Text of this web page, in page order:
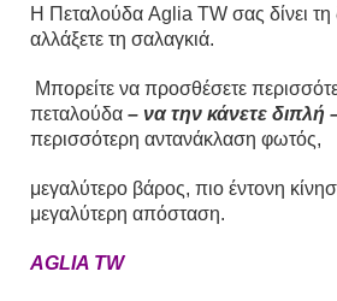
Η Πεταλούδα Aglia TW σας δίνει τη
αλλάξετε τη σαλαγκιά.
Mπορείτε να προσθέσετε
πεταλούδα – να την κάνετε διπλή
περισσότερη αντανάκλαση φωτός,
μεγαλύτερο βάρος, πιο έντονη
μεγαλύτερη απόσταση.
AGLIA TW